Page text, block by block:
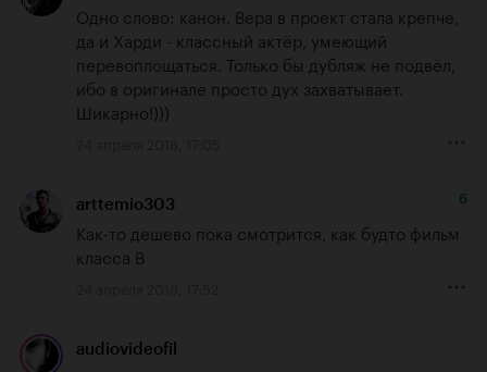
Одно слово: канон. Вера в проект стала крепче,
да и Харди - классный актёр, умеющий
перевоплощаться. Только бы дубляж не подвёл,
ибо в оригинале просто дух захватывает.
Шикарно!)))
arttemio303 6
Как-то дешево пока смотрится, как будто фильм
класса B
audiovideofil